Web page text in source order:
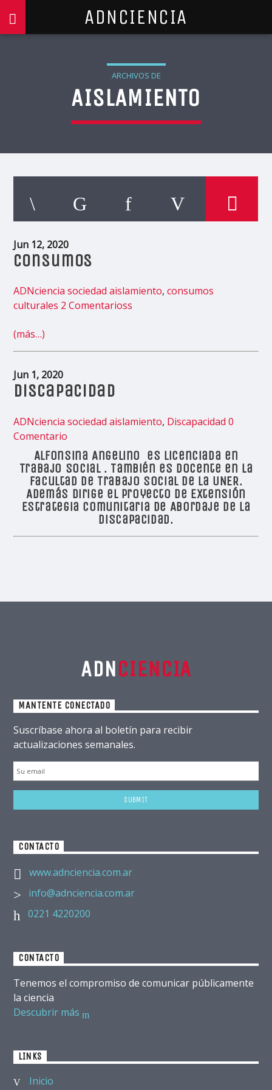
ADNCIENCIA
ARCHIVOS DE
AISLAMIENTO
Jun 12, 2020
Consumos
ADNciencia sociedad aislamiento,consumos
culturales 2 Comentarioss
(más…)
Jun 1, 2020
Discapacidad
ADNciencia sociedad aislamiento, Discapacidad 0
Comentario
Alfonsina Angelino es Licenciada en
Trabajo Social . También es docente en la
Facultad de Trabajo Social de la UNER.
Además dirige el Proyecto de Extensión
Estrategia Comunitaria de Abordaje de la
Discapacidad.
ADNCIENCIA
MANTENTE CONECTADO
Suscríbase ahora al boletín para recibir
actualizaciones semanales.
CONTACTO
www.adnciencia.com.ar
info@adnciencia.com.ar
0221 4220200
CONTACTO
Tenemos el compromiso de comunicar públicamente
la ciencia
Descubrir más
LINKS
Inicio